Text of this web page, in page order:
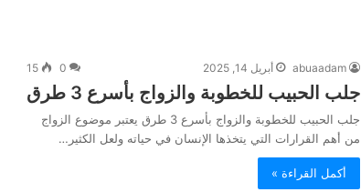
abuaadam أبريل 14, 2025 0
15
جلب الحبيب للخطوبة والزواج بأسرع 3 طرق
جلب الحبيب للخطوبة والزواج بأسرع 3 طرق يعتبر موضوع الزواج
من أهم القرارات التي يتخذها الإنسان في حياته ولعل الكثير…
أكمل القراءة »